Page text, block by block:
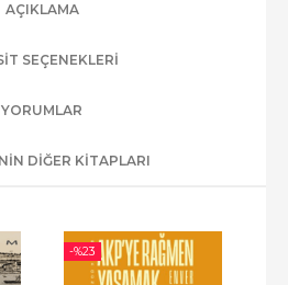
AÇIKLAMA
SEÇENEKLERI
YORUMLAR
DIĞER KITAPLARI
-%23